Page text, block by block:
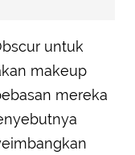
untuk
makeup
mereka